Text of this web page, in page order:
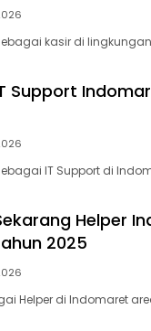
kasir di
Support
IT Support di
Helper
2025
Helper di Indomaret